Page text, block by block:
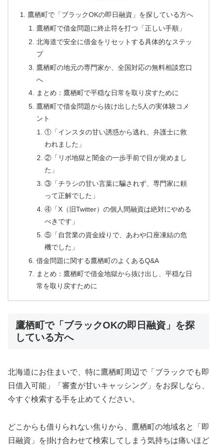
鷹栖町で「ブラックOKの即日融資」を探している方へ
鷹栖町で借金問題に終止符を打つ「正しい手順」
北海道で安全に借金をリセットする具体的なステッ
プ
鷹栖町の地元の専門家か、全国対応の無料相談窓口
へ
まとめ：鷹栖町で平穏な日常を取り戻すために
鷹栖町で借金問題から抜け出した5人の実体験コメ
ント
①「インスタの甘い誘惑から逃れ、弁護士に救
われました」
②「リボ地獄と闇金の一歩手前で目が覚めまし
た」
③「チラシの甘い言葉に騙されず、専門家に頼
って正解でした」
④「X（旧Twitter）の個人間融資は絶対にやめる
べきです」
⑤「自営業の資金繰りで、あわや口座凍結の危
機でした」
借金問題に関する鷹栖町のよくあるQ&A
まとめ：鷹栖町で借金地獄から抜け出し、平穏な日
常を取り戻すために
鷹栖町で「ブラックOKの即日融資」を探
している方へ
北海道にお住まいで、特に鷹栖町周辺で「ブラックでも即
日借入可能」「審査が甘いキャッシング」をお探しなら、
今すぐ検索する手を止めてください。
どこからも借りられない焦りから、鷹栖町の地域名と「即
日融資」を掛け合わせて検索してしまう気持ちは痛いほど